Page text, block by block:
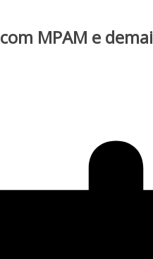
MPAM e